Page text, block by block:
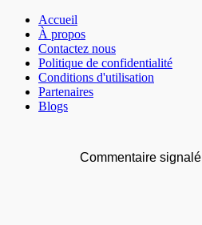
Accueil
À propos
Contactez nous
Politique de confidentialité
Conditions d'utilisation
Partenaires
Blogs
Commentaire